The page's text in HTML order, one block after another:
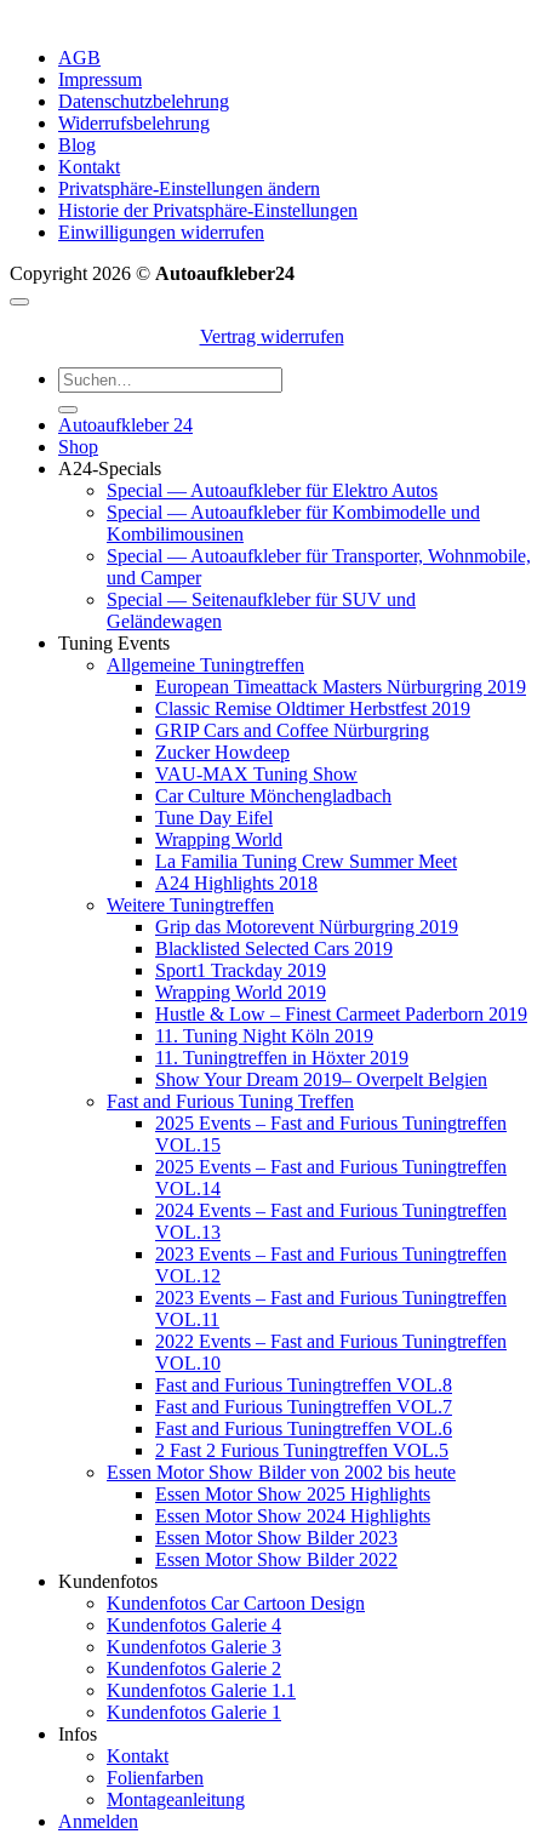
AGB
Impressum
Datenschutzbelehrung
Widerrufsbelehrung
Blog
Kontakt
Privatsphäre-Einstellungen ändern
Historie der Privatsphäre-Einstellungen
Einwilligungen widerrufen
Copyright 2026 © Autoaufkleber24
Vertrag widerrufen
Suchen
nach:
Autoaufkleber 24
Shop
A24-Specials
Special — Autoaufkleber für Elektro Autos
Special — Autoaufkleber für Kombimodelle und
Kombilimousinen
Special — Autoaufkleber für Transporter, Wohnmobile,
und Camper
Special — Seitenaufkleber für SUV und
Geländewagen
Tuning Events
Allgemeine Tuningtreffen
European Timeattack Masters Nürburgring 2019
Classic Remise Oldtimer Herbstfest 2019
GRIP Cars and Coffee Nürburgring
Zucker Howdeep
VAU-MAX Tuning Show
Car Culture Mönchengladbach
Tune Day Eifel
Wrapping World
La Familia Tuning Crew Summer Meet
A24 Highlights 2018
Weitere Tuningtreffen
Grip das Motorevent Nürburgring 2019
Blacklisted Selected Cars 2019
Sport1 Trackday 2019
Wrapping World 2019
Hustle & Low – Finest Carmeet Paderborn 2019
11. Tuning Night Köln 2019
11. Tuningtreffen in Höxter 2019
Show Your Dream 2019– Overpelt Belgien
Fast and Furious Tuning Treffen
2025 Events – Fast and Furious Tuningtreffen
VOL.15
2025 Events – Fast and Furious Tuningtreffen
VOL.14
2024 Events – Fast and Furious Tuningtreffen
VOL.13
2023 Events – Fast and Furious Tuningtreffen
VOL.12
2023 Events – Fast and Furious Tuningtreffen
VOL.11
2022 Events – Fast and Furious Tuningtreffen
VOL.10
Fast and Furious Tuningtreffen VOL.8
Fast and Furious Tuningtreffen VOL.7
Fast and Furious Tuningtreffen VOL.6
2 Fast 2 Furious Tuningtreffen VOL.5
Essen Motor Show Bilder von 2002 bis heute
Essen Motor Show 2025 Highlights
Essen Motor Show 2024 Highlights
Essen Motor Show Bilder 2023
Essen Motor Show Bilder 2022
Kundenfotos
Kundenfotos Car Cartoon Design
Kundenfotos Galerie 4
Kundenfotos Galerie 3
Kundenfotos Galerie 2
Kundenfotos Galerie 1.1
Kundenfotos Galerie 1
Infos
Kontakt
Folienfarben
Montageanleitung
Anmelden